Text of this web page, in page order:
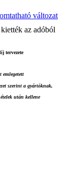
változat
az adóból
tervezete
emlegetett
szerint a gyártóknak,
után kellene